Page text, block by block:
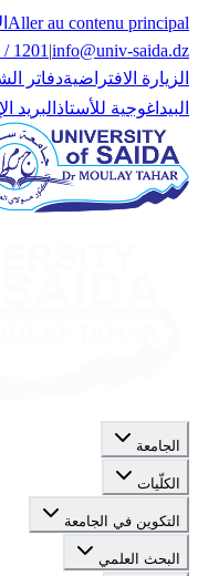
Aller au contenu principal
info@univ-saida.dz
|
1201
الزيارة الافتراضيةدفاتر
البيداغوجية للأستاذ البريد
الجامعة
الكلّيات
التكوين في الجامعة
البحث العلمي